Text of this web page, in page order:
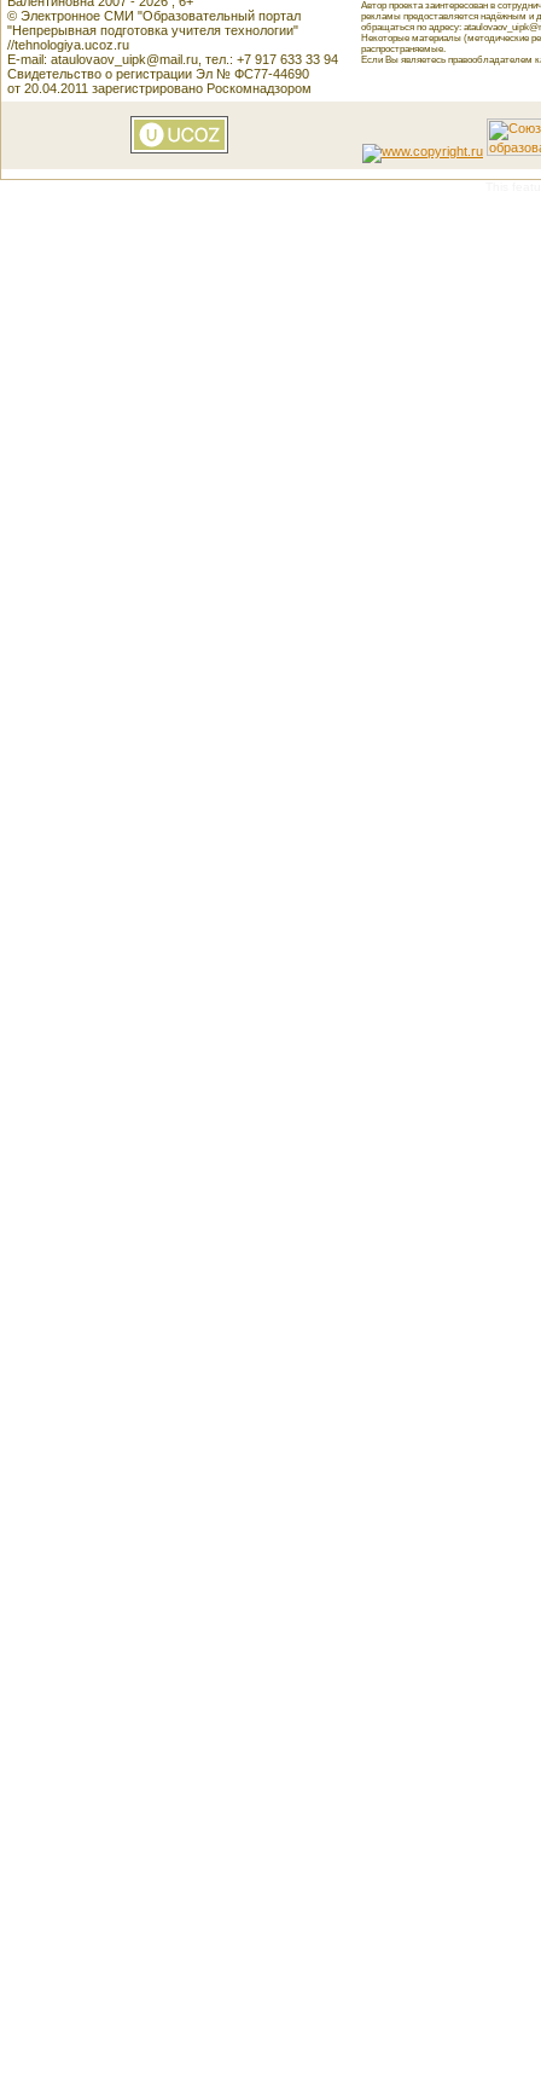
© Электронное СМИ "Образовательный портал
"Непрерывная подготовка учителя технологии"
//tehnologiya.ucoz.ru
E-mail: ataulovaov_uipk@mail.ru, тел.: +7 917 633 33 94
Свидетельство о регистрации Эл № ФС77-44690
от 20.04.2011 зарегистрировано Роскомнадзором
Автор проекта заинтересован в
рекламы предоставляется надёжным и
обращаться по адресу:
Некоторые материалы (методические
распространяемые.
Если Вы являетесь правообладателем